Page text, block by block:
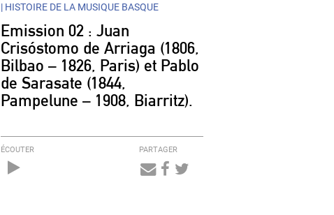
| HISTOIRE DE LA MUSIQUE BASQUE
Emission 02 : Juan
Crisóstomo de Arriaga (1806,
Bilbao – 1826, Paris) et Pablo
de Sarasate (1844,
Pampelune – 1908, Biarritz).
ÉCOUTER PARTAGER